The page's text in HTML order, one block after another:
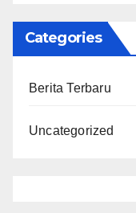
Categories
Berita Terbaru
Uncategorized